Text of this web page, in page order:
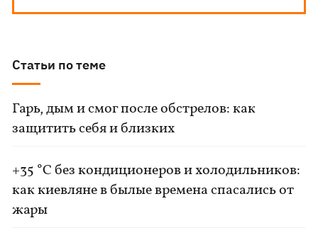
Статьи по теме
Гарь, дым и смог после обстрелов: как
защитить себя и близких
+35 °C без кондиционеров и холодильников:
как киевляне в былые времена спасались от
жары